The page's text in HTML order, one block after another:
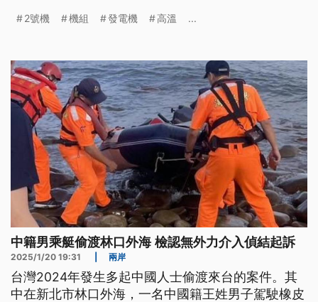
積極搶修，台電也啟動緊急備用機組，包含興達3號
2號機 機組 發電機 高溫 ...
中籍男乘艇偷渡林口外海 檢認無外力介入偵結起訴
2025/1/20 19:31 兩岸
台灣2024年發生多起中國人士偷渡來台的案件。其
中在新北市林口外海，一名中國籍王姓男子駕駛橡皮